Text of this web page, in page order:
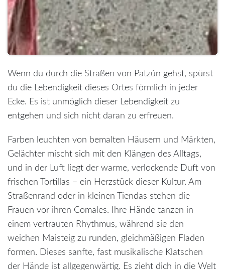
Wenn du durch die Straßen von Patzún gehst, spürst
du die Lebendigkeit dieses Ortes förmlich in jeder
Ecke. Es ist unmöglich dieser Lebendigkeit zu
entgehen und sich nicht daran zu erfreuen.
Farben leuchten von bemalten Häusern und Märkten,
Gelächter mischt sich mit den Klängen des Alltags,
und in der Luft liegt der warme, verlockende Duft von
frischen Tortillas – ein Herzstück dieser Kultur. Am
Straßenrand oder in kleinen Tiendas stehen die
Frauen vor ihren Comales. Ihre Hände tanzen in
einem vertrauten Rhythmus, während sie den
weichen Maisteig zu runden, gleichmäßigen Fladen
formen. Dieses sanfte, fast musikalische Klatschen
der Hände ist allgegenwärtig. Es zieht dich in die Welt